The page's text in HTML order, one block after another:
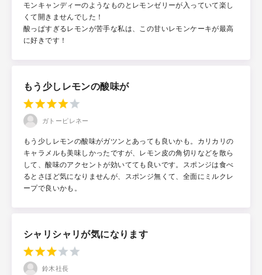
モンキャンディーのようなものとレモンゼリーが入っていて楽し
くて開きませんでした！
酸っぱすぎるレモンが苦手な私は、この甘いレモンケーキが最高
に好きです！
もう少しレモンの酸味が
ガトーピレネー
もう少しレモンの酸味がガツンとあっても良いかも。カリカリの
キャラメルも美味しかったですが、レモン皮の角切りなどを散ら
して、酸味のアクセントが効いてても良いです。スポンジは食べ
るとさほど気になりませんが、スポンジ無くて、全面にミルクレ
ープで良いかも。
シャリシャリが気になります
鈴木社長